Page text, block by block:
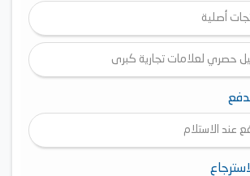
أصلية
حصري لعلامات تجارية كبرى
عند الاستلام